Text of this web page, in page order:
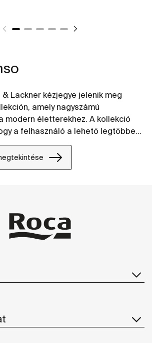
Lackner kézjegye jelenik meg
amely nagyszámú
modern életterekhez. A kollekció
a felhasználó a lehető legtöbbet
bármely stílussal